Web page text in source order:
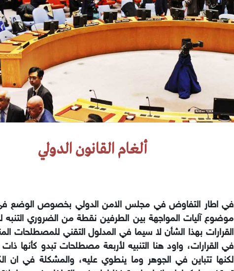
ألغام القانون الدولي
في اطار التفاوض في مجلس الامن الدولي بخصوص الوضع
موضوع آليات المواجهة بين الطرفين نقطة من الضروري التنبه
القرارات بهذا الشأن لا سيما في المدلول التقني للمصطلحات
في القرارات، واود هنا التنبيه لأربعة مصطلحات تبدو كأنها
لكنها تتباين في الجوهر وما ينطوي عليه، والمشكلة في ان